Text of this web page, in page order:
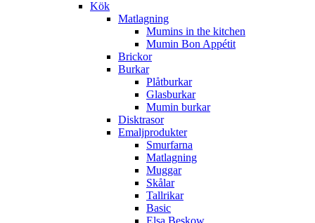
Kök
Matlagning
Mumins in the kitchen
Mumin Bon Appétit
Brickor
Burkar
Plåtburkar
Glasburkar
Mumin burkar
Disktrasor
Emaljprodukter
Smurfarna
Matlagning
Muggar
Skålar
Tallrikar
Basic
Elsa Beskow